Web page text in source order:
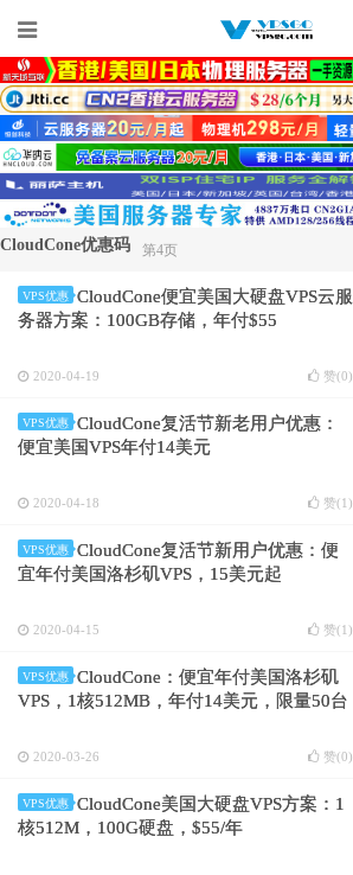
CloudCone优惠码 第4页
VPS优惠
CloudCone便宜美国大硬盘VPS云服
务器方案：100GB存储，年付$55
2020-04-19 赞(0)
VPS优惠
CloudCone复活节新老用户优惠：
便宜美国VPS年付14美元
2020-04-18 赞(1 )
VPS优惠
CloudCone复活节新用户优惠：便
宜年付美国洛杉矶VPS，15美元起
2020-04-15 赞(1 )
VPS优惠
CloudCone：便宜年付美国洛杉矶
VPS，1核512MB，年付14美元，限量50台
2020-03-26 赞(0)
VPS优惠
CloudCone美国大硬盘VPS方案：1
核512M，100G硬盘，$55/年